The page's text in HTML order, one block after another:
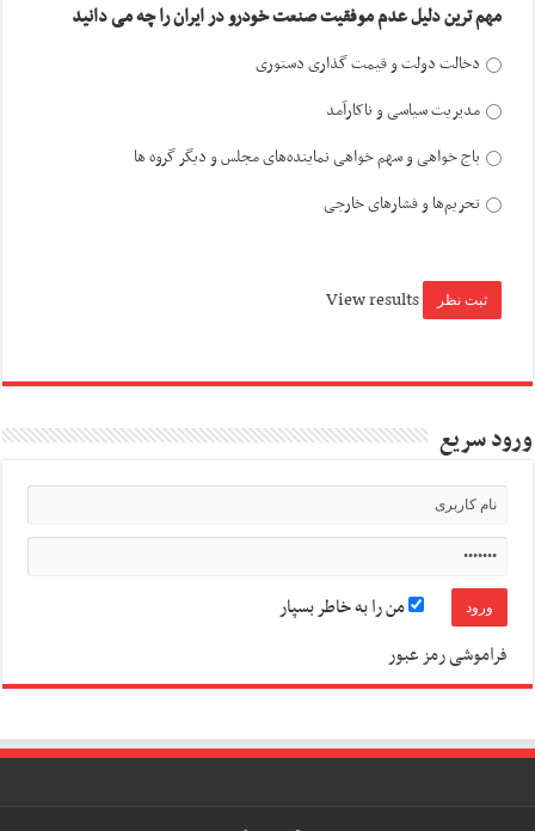
مهم ترین دلیل عدم موفقیت صنعت خودرو در ایران را چه می دانید
دخالت دولت و قیمت گذاری دستوری
مدیریت سیاسی و ناکارآمد
باج خواهی و سهم خواهی نماینده‌های مجلس و دیگر گروه ها
تحریم‌ها و فشارهای خارجی
View results
ورود سریع
من را به خاطر بسپار
فراموشی رمز عبور